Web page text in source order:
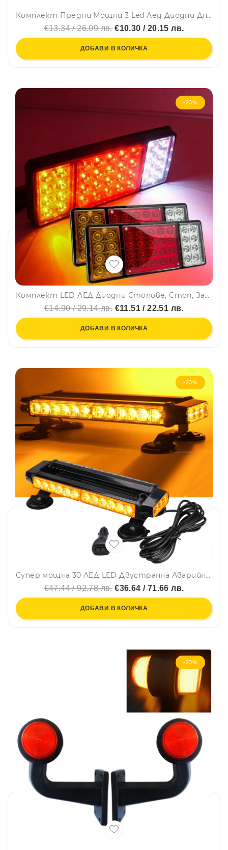
Комплект Предни Мощни 3 Led Лед Диодни Дневни Светлини 12V 3W НОВИ
€13.34 / 26.09 лв.€10.30 / 20.15 лв.
ДОБАВИ В КОЛИЧКА
-23%
Комплект LED ЛЕД Диодни Стопове, Стоп, Задни светлини с 4 Функции, 12V, 31,5 cm x 13,5 cm Подходящ за ремаркета, каравани, селскостопански превозни ср
€14.90 / 29.14 лв.€11.51 / 22.51 лв.
ДОБАВИ В КОЛИЧКА
-23%
Супер мощна 30 ЛЕД LED Двустранна Аварийна Сигнална Лампа Блиц Маяк с Магнити Магнит За Пътна Помощ Платформа Снегорин 12-24V със 7 режима на работа Ж
€47.44 / 92.78 лв.€36.64 / 71.66 лв.
ДОБАВИ В КОЛИЧКА
-23%